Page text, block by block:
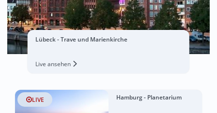
Lübeck - Trave und Marienkirche
Live ansehen
LIVE Hamburg - Planetarium